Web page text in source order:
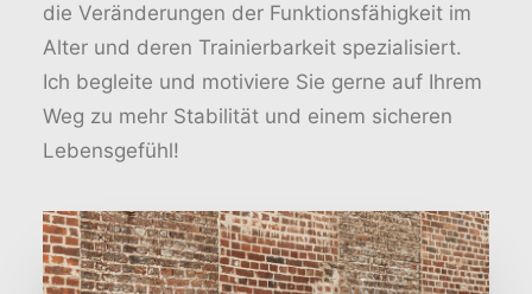
die Veränderungen der Funktionsfähigkeit im
Alter und deren Trainierbarkeit spezialisiert.
Ich begleite und motiviere Sie gerne auf Ihrem
Weg zu mehr Stabilität und einem sicheren
Lebensgefühl!